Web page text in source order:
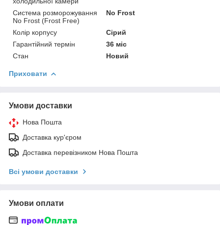
Система розморожування
No Frost (Frost Free)
No Frost
Колір корпусу
Сірий
Гарантійний термін
36 міс
Стан
Новий
Приховати
Умови доставки
Нова Пошта
Доставка кур'єром
Доставка перевізником Нова Пошта
Всі умови доставки
Умови оплати